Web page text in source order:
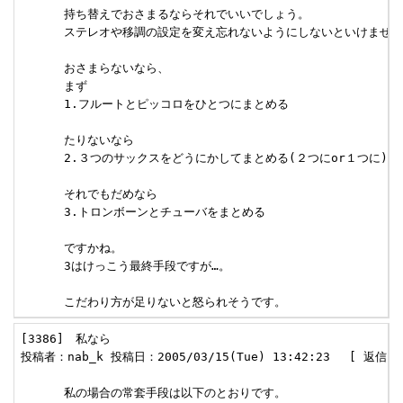
      持ち替えでおさまるならそれでいいでしょう。
ステレオや移調の設定を変え忘れないようにしないといけませ
      おさまらないなら、
      まず
      1.フルートとピッコロをひとつにまとめる
      たりないなら
      2.３つのサックスをどうにかしてまとめる(２つにor１つに)
      それでもだめなら
      3.トロンボーンとチューバをまとめる
      ですかね。
      3はけっこう最終手段ですが…。
      こだわり方が足りないと怒られそうです。
[3386]　私なら
投稿者：nab_k 投稿日：2005/03/15(Tue) 13:42:23　 [ 返信
      私の場合の常套手段は以下のとおりです。